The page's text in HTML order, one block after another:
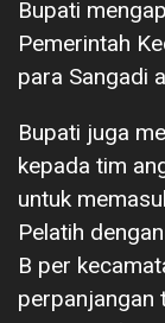
Bupati
Pemerintah
para Sangadi
Bupati juga
kepada tim
untuk
Pelatih
B per
perpanjangan